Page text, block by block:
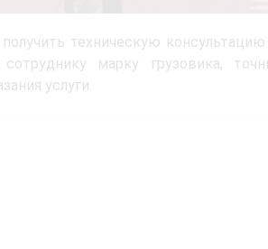
техническую
марку грузовика,
услуги.